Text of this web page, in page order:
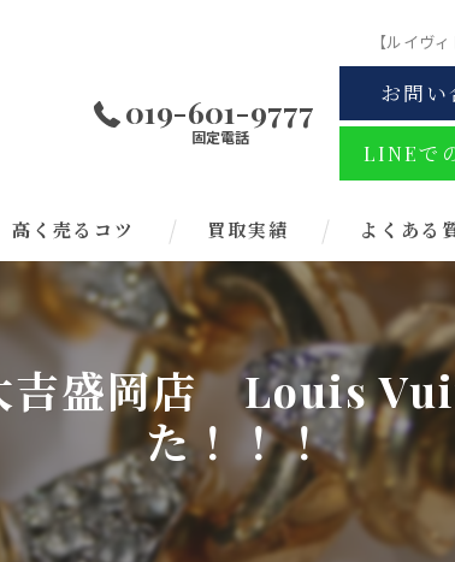
【ルイヴ
019-601-9777
固定電話
お問い
LINEで
高く売るコツ 買取実績 よくある
吉盛岡店 Louis
た！！！